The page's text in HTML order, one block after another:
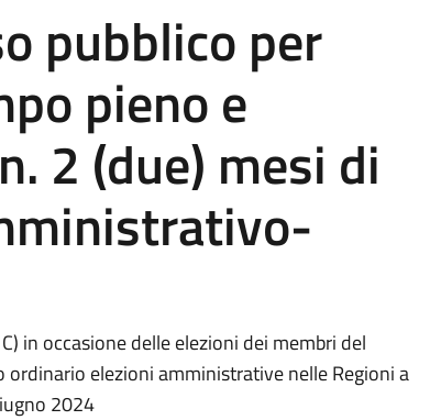
pubblico per
pieno e
2 (due) mesi di
in occasione delle elezioni dei membri del
elezioni amministrative nelle Regioni a
2024